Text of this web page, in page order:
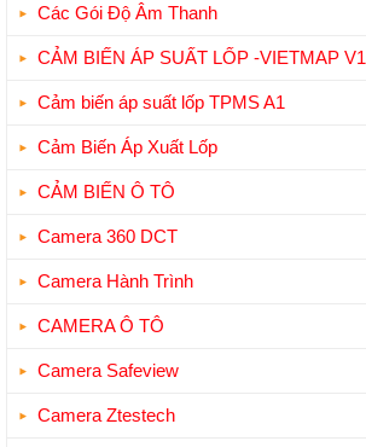
Các Gói Độ Âm Thanh
CẢM BIẾN ÁP SUẤT LỐP -VIETMAP V1
Cảm biến áp suất lốp TPMS A1
Cảm Biến Áp Xuất Lốp
CẢM BIẾN Ô TÔ
Camera 360 DCT
Camera Hành Trình
CAMERA Ô TÔ
Camera Safeview
Camera Ztestech